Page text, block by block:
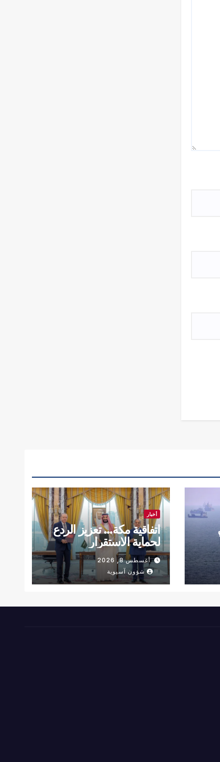
أخبار
اتفاقية مكة… تعزيز الردع
لحماية الاستقرار
أغسطس 8, 2026
شؤون آسيوية